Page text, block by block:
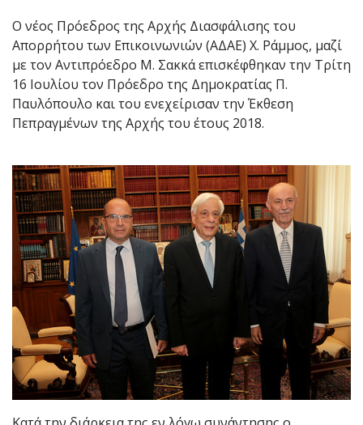
Ο νέος Πρόεδρος της Αρχής Διασφάλισης του
Απορρήτου των Επικοινωνιών (ΑΔΑΕ) Χ. Ράμμος, μαζί
με τον Αντιπρόεδρο Μ. Σακκά επισκέφθηκαν την Τρίτη
16 Ιουλίου τον Πρόεδρο της Δημοκρατίας Π.
Παυλόπουλο και του ενεχείρισαν την Έκθεση
Πεπραγμένων της Αρχής του έτους 2018.